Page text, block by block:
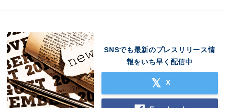
SNSでも最新のプレスリリース情
報をいち早く配信中
X